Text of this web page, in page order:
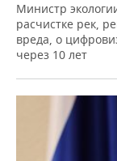
Министр
расчистке рек,
вреда, о
через 10 лет